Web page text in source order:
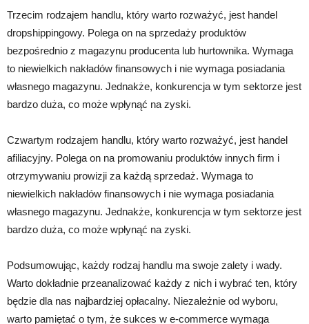
Trzecim rodzajem handlu, który warto rozważyć, jest handel
dropshippingowy. Polega on na sprzedaży produktów
bezpośrednio z magazynu producenta lub hurtownika. Wymaga
to niewielkich nakładów finansowych i nie wymaga posiadania
własnego magazynu. Jednakże, konkurencja w tym sektorze jest
bardzo duża, co może wpłynąć na zyski.
Czwartym rodzajem handlu, który warto rozważyć, jest handel
afiliacyjny. Polega on na promowaniu produktów innych firm i
otrzymywaniu prowizji za każdą sprzedaż. Wymaga to
niewielkich nakładów finansowych i nie wymaga posiadania
własnego magazynu. Jednakże, konkurencja w tym sektorze jest
bardzo duża, co może wpłynąć na zyski.
Podsumowując, każdy rodzaj handlu ma swoje zalety i wady.
Warto dokładnie przeanalizować każdy z nich i wybrać ten, który
będzie dla nas najbardziej opłacalny. Niezależnie od wyboru,
warto pamiętać o tym, że sukces w e-commerce wymaga